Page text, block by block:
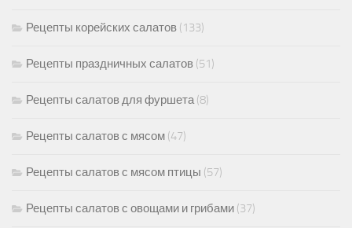
Рецепты корейских салатов (133)
Рецепты праздничных салатов (51)
Рецепты салатов для фуршета(8)
Рецепты салатов с мясом (47)
Рецепты салатов с мясом птицы (57)
Рецепты салатов с овощами и грибами (37)